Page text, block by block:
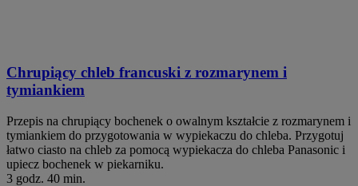
Chrupiący chleb francuski z rozmarynem i
tymiankiem
Przepis na chrupiący bochenek o owalnym kształcie z rozmarynem i
tymiankiem do przygotowania w wypiekaczu do chleba. Przygotuj
łatwo ciasto na chleb za pomocą wypiekacza do chleba Panasonic i
upiecz bochenek w piekarniku.
3 godz. 40 min.